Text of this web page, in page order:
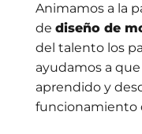
Animamos a la
de diseño de
del talento los
ayudamos a
aprendido y
funcionamiento